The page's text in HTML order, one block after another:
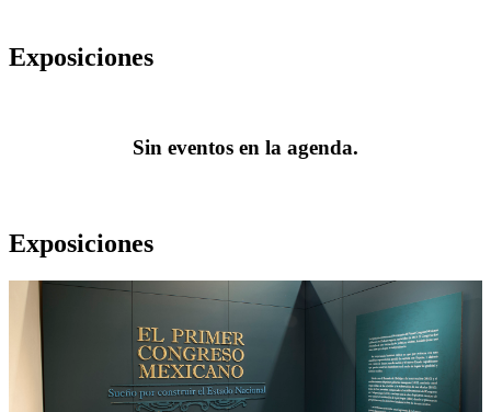
Exposiciones
Sin eventos en la agenda.
Exposiciones